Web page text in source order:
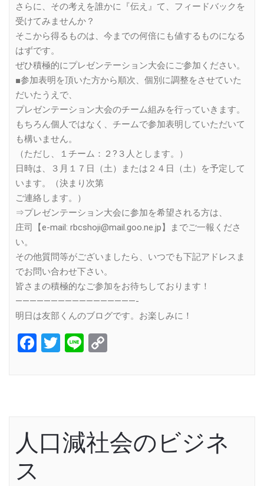
さらに、その考えを誰かに『伝え』て、フィードバックを
受けてみませんか？
そこから得るものは、今までの何倍にも値するものになる
はずです。
ぜひ積極的にプレゼンテーション大会にご参加ください。
■参加表明を頂いた方から順次、個別に調整をさせていた
だいたうえで、
プレゼンテーション大会のチーム組みを行っていきます。
もちろん個人ではなく、チームで参加表明していただいて
も構いません。
（ただし、１チーム：２?３人とします。）
日時は、３月１７日（土）または２４日（土）を予定して
います。（決まり次第
ご連絡します。）
⇒プレゼンテーション大会に参加を希望される方は、
庄司【e-mail: rbcshoji@mail.goo.ne.jp】までご一報くださ
い。
その他質問等がございましたら、いつでも下記アドレスま
でお問い合わせ下さい。
皆さまの積極的なご参加をお待ちしております！
—————————————————-
明日は友部くんのブログです。お楽しみに！
Facebook
Twitter
Line
人口減社会のビジネ
ス